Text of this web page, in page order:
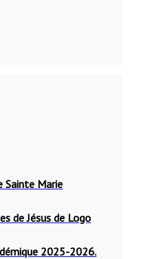
Sainte Marie
de Jésus de Logo
2025-2026.